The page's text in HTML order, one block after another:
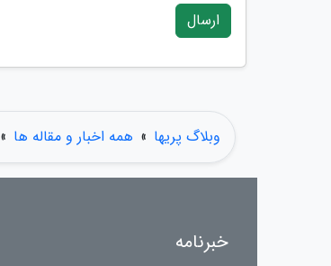
ارسال
وبلاگ پریها » همه اخبار و مقاله ها »
خبرنامه